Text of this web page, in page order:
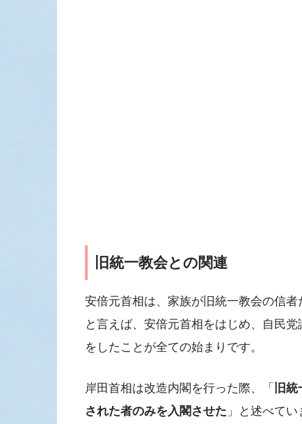
旧統一教会との関連
安倍元首相は、家族が旧統一教会の信
と言えば、安倍元首相をはじめ、自民
をしたことが全ての始まりです。
岸田首相は改造内閣を行った際、「
旧
された者のみを入閣させた 」と述べて